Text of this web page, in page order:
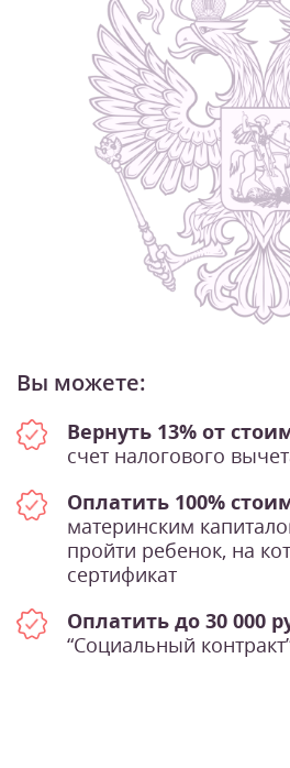
Вы можете:
Вернуть 13% от
счет налогового
Оплатить 100%
материнским
пройти ребенок, на
сертификат
Оплатить до 30 000
“Социальный